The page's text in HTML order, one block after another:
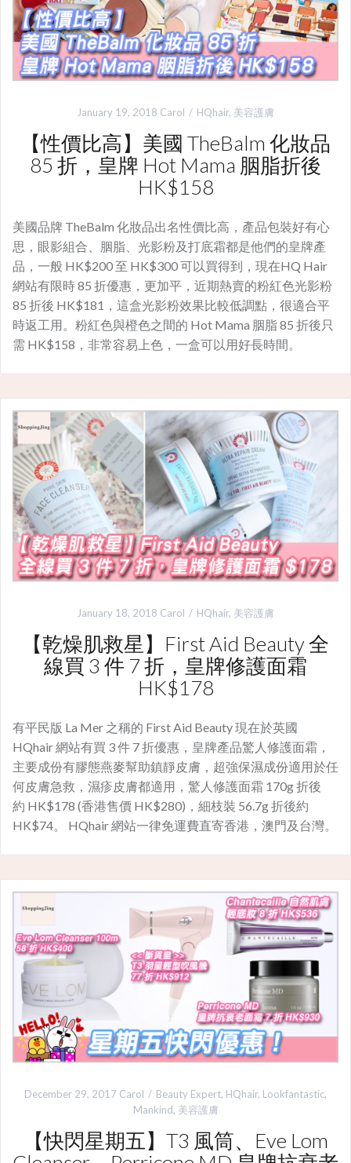
January 19, 2018 Carol HQhair, 美容護膚
【性價比高】美國 TheBalm 化妝品
85 折，皇牌 Hot Mama 胭脂折後
HK$158
美國品牌 TheBalm 化妝品出名性價比高，產品包裝好有心
思，眼影組合、胭脂、光影粉及打底霜都是他們的皇牌產
品，一般 HK$200 至 HK$300 可以買得到，現在HQ Hair
網站有限時 85 折優惠，更加平，近期熱賣的粉紅色光影粉
85 折後 HK$181，這盒光影粉效果比較低調點，很適合平
時返工用。粉紅色與橙色之間的 Hot Mama 胭脂 85 折後只
需 HK$158，非常容易上色，一盒可以用好長時間。
January 18, 2018 Carol HQhair, 美容護膚
【乾燥肌救星】First Aid Beauty 全
線買 3 件 7 折，皇牌修護面霜
HK$178
有平民版 La Mer 之稱的 First Aid Beauty 現在於英國
HQhair 網站有買 3 件 7 折優惠，皇牌產品驚人修護面霜，
主要成份有膠態燕麥幫助鎮靜皮膚，超強保濕成份適用於任
何皮膚急救，濕疹皮膚都適用，驚人修護面霜 170g 折後
約 HK$178 (香港售價 HK$280)，細枝裝 56.7g 折後約
HK$74。 HQhair 網站一律免運費直寄香港，澳門及台灣。
December 29, 2017 Carol Beauty Expert, HQhair, Lookfantastic,
Mankind, 美容護膚
【快閃星期五】T3 風筒、Eve Lom